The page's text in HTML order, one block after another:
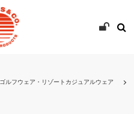
ルフウェア・リゾートカジュアルウェア